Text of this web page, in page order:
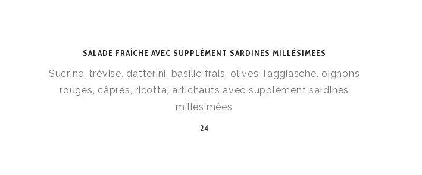
SALADE FRAÎCHE AVEC SUPPLÉMENT SARDINES MILLÉSIMÉES
Sucrine, trévise, datterini, basilic frais, olives Taggiasche, oignons
rouges, câpres, ricotta, artichauts avec supplément sardines
millésimées
24